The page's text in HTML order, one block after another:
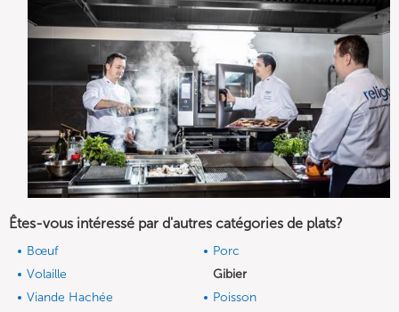
Êtes-vous intéressé par d'autres catégories de plats?
Bœuf
Porc
Volaille
Gibier
Viande Hachée
Poisson